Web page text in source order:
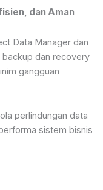
dan Aman
Data Manager dan
dan recovery
gangguan
perlindungan data
sistem bisnis